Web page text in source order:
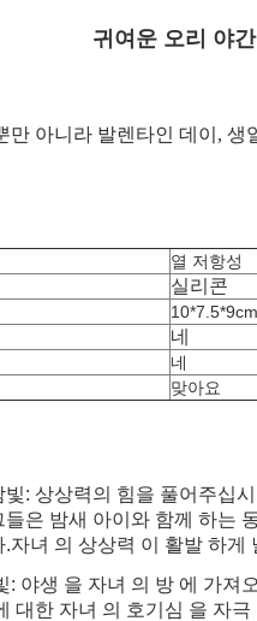
귀여운 오리 야
만 아니라 발렌타인 데이,
열 저항성
실리콘
10*7.5*9cm
네
네
맞아요
빛: 상상력의 힘을 풀어주십
들은 밤새 아이와 함께 하는
.자녀 의 상상력 이 활발 하게
: 야생 을 자녀 의 방 에 가져
대한 자녀 의 호기심 을 자극